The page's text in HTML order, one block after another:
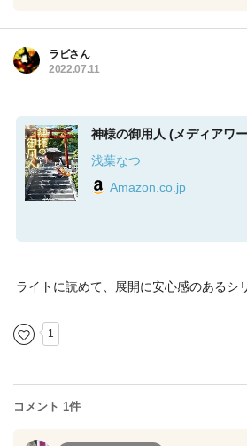
ラビさん
2022.07.11
神様の御用人 (メディアワ
浅葉なつ
Amazon.co.jp
ライトに読めて、展開に安心感のあるシ
1
コメント 1件